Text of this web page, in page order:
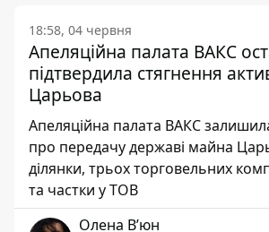
18:58, 04 червня
Апеляційна палата ВАКС
підтвердила стягнення
Царьова
Апеляційна палата ВАКС
про передачу державі майна
ділянки, трьох торговельних
та частки у ТОВ
Олена Вʼюн